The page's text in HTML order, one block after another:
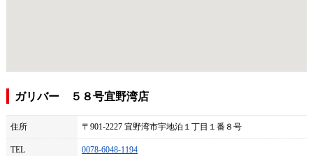
ガリバー ５８号宜野湾店
住所 〒901-2227 宜野湾市宇地泊１丁目１番８号
TEL 0078-6048-1194